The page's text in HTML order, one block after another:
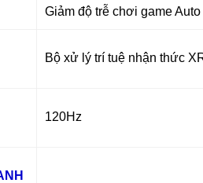
Giảm độ trễ chơi game
Bộ xử lý trí tuệ nhận thức
120Hz